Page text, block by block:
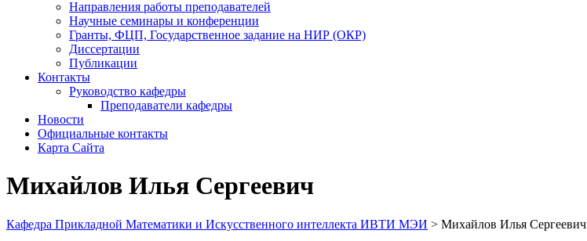
Направления работы преподавателей
Научные семинары и конференции
Гранты, ФЦП, Государственное задание на НИР (ОКР)
Диссертации
Публикации
Контакты
Руководство кафедры
Преподаватели кафедры
Новости
Официальные контакты
Карта Сайта
Михайлов Илья Сергеевич
Кафедра Прикладной Математики и Искусственного интеллекта ИВТИ МЭИ > Михайлов Илья Сергеевич